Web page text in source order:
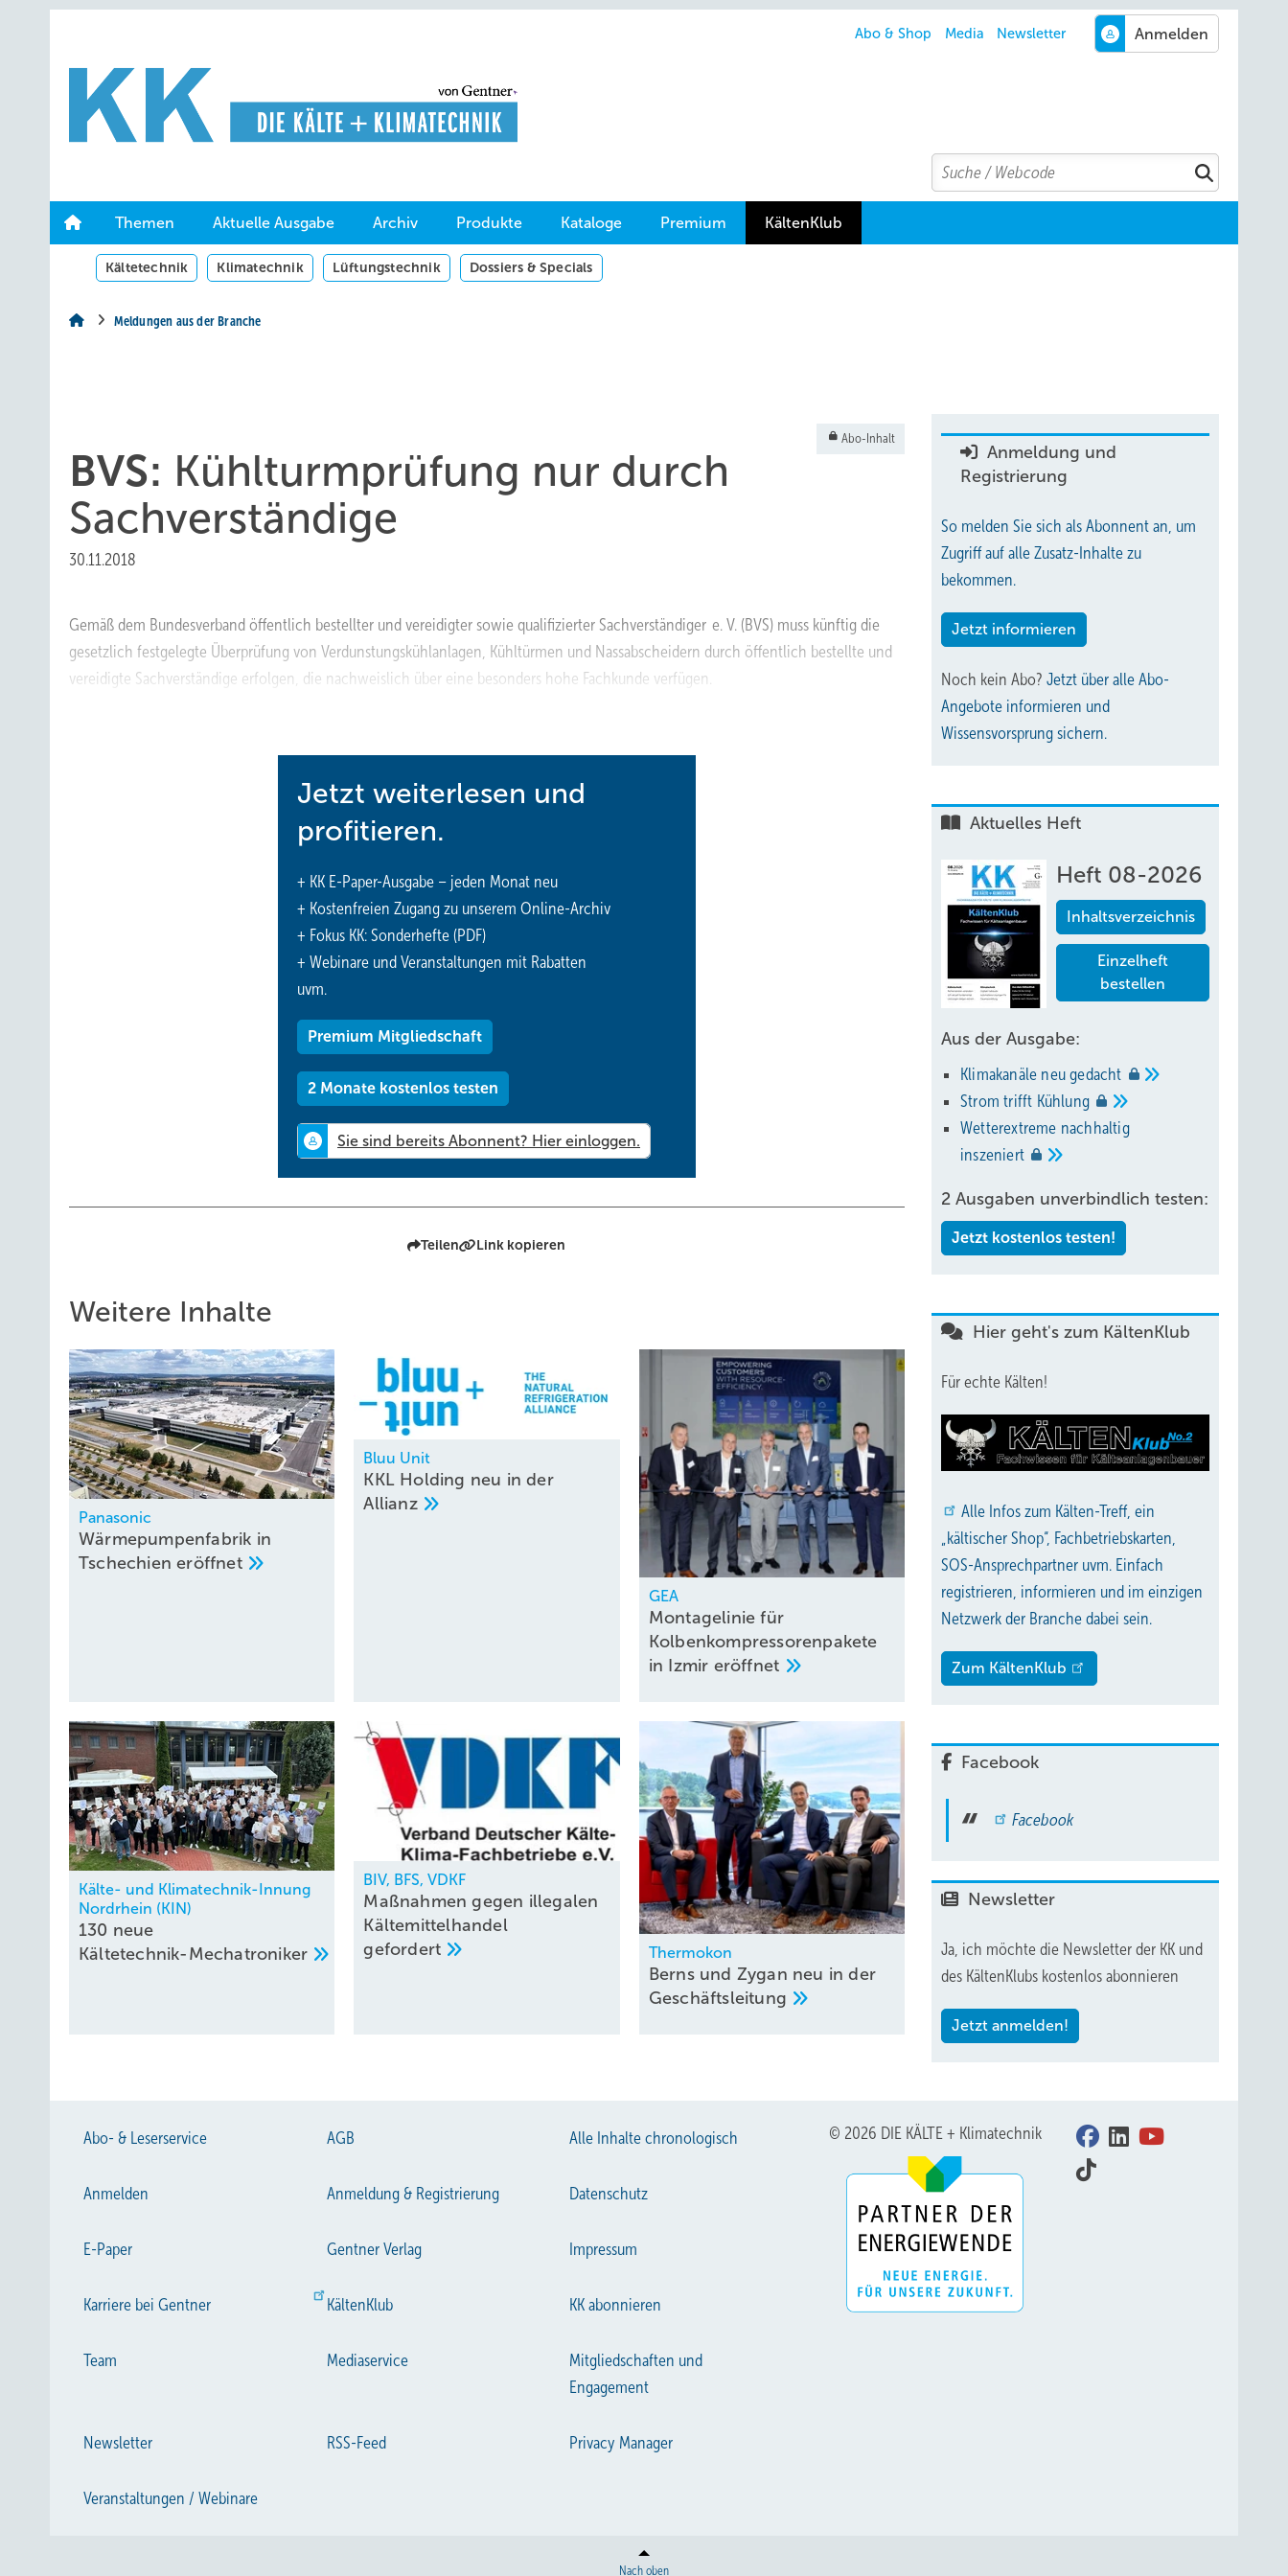
Hauptinhalt
Hauptmenü
Abo & Shop Media Newsletter
Search
Suchen
Themen Aktuelle Ausgabe Archiv Produkte Kataloge Premium KältenKlub
Kältetechnik Klimatechnik Lüftungstechnik Dossiers & Specials
Meldungen aus der Branche
Abo-Inhalt
BVS: Kühlturmprüfung nur durch
Sachverständige
30.11.2018
Gemäß dem Bundesverband öffentlich bestellter und vereidigter sowie qualifizierter Sachverständiger e. V. (BVS) muss künftig die
gesetzlich festgelegte Überprüfung von Verdunstungskühlanlagen, Kühltürmen und Nassabscheidern durch öffentlich bestellte und
vereidigte Sachverständige erfolgen, die nachweislich über eine besonders hohe Fachkunde verfügen.
Jetzt weiterlesen und
profitieren.
+ KK E-Paper-Ausgabe – jeden Monat neu
+ Kostenfreien Zugang zu unserem Online-Archiv
+ Fokus KK: Sonderhefte (PDF)
+ Webinare und Veranstaltungen mit Rabatten
uvm.
Premium Mitgliedschaft
2 Monate kostenlos testen
Teilen Link kopieren
Weitere Inhalte
Panasonic
Wärmepumpenfabrik in
Tschechieneröffnet
Bluu Unit
KKL Holding neu in der
Allianz
GEA
Montagelinie für
Kolbenkompressorenpakete
in Izmir eröffnet
Kälte- und Klimatechnik-Innung
Nordrhein (KIN)
130 neue
Kältetechnik-Mechatroniker
BIV, BFS, VDKF
Maßnahmen gegen illegalen
Kältemittelhandel
gefordert
Thermokon
Berns und Zygan neu in der
Geschäftsleitung
Anmeldung und
Registrierung
So melden Sie sich als Abonnent an, um
Zugriff auf alle Zusatz-Inhalte zu
bekommen.
Jetzt informieren
Noch kein Abo? Jetzt über alle Abo-
Angebote informieren und
Wissensvorsprung sichern.
Aktuelles Heft
Heft 08-2026
Inhaltsverzeichnis
Einzelheft
bestellen
Aus der Ausgabe:
Klimakanäle neugedacht
Strom trifft Kühlung
Wetterextreme nachhaltig
inszeniert
2 Ausgaben unverbindlich testen:
Jetzt kostenlos testen!
Hier geht's zum KältenKlub
Für echte Kälten!
Alle Infos zum Kälten-Treff, ein
„kältischer Shop“, Fachbetriebskarten,
SOS-Ansprechpartner uvm. Einfach
registrieren, informieren und im einzigen
Netzwerk der Branche dabei sein.
Zum KältenKlub
Facebook
Facebook
Newsletter
Ja, ich möchte die Newsletter der KK und
des KältenKlubs kostenlos abonnieren
Jetzt anmelden!
Abo- & Leserservice AGB Alle Inhalte chronologisch
Anmelden Anmeldung & Registrierung Datenschutz
E-Paper Gentner Verlag Impressum
Karriere bei Gentner KältenKlub KK abonnieren
Team Mediaservice
Mitgliedschaften und
Engagement
Newsletter RSS-Feed Privacy Manager
Veranstaltungen / Webinare
© 2026 DIE KÄLTE + Klimatechnik
Nach oben